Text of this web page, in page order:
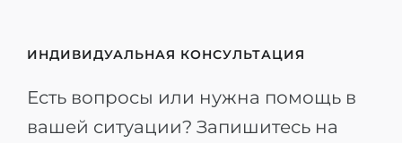
ИНДИВИДУАЛЬНАЯ КОНСУЛЬТАЦИЯ
Есть вопросы или нужна помощь в
вашей ситуации? Запишитесь на